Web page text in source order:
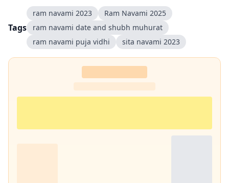
Tags
ram navami 2023
Ram Navami 2025
ram navami date and shubh muhurat
ram navami puja vidhi
sita navami 2023